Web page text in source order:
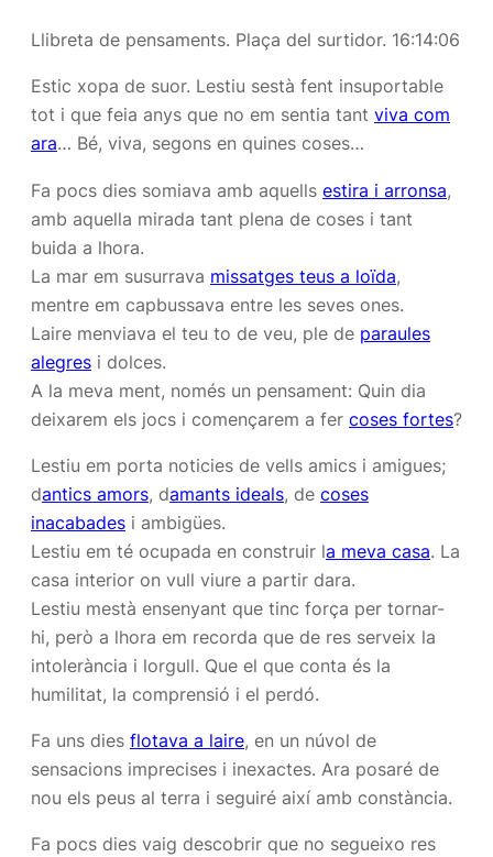
Llibreta de pensaments. Plaça del surtidor. 16:14:06
Estic xopa de suor. Lestiu sestà fent insuportable
tot i que feia anys que no em sentia tant viva com
ara… Bé, viva, segons en quines coses…
Fa pocs dies somiava amb aquells  estira i arronsa,
amb aquella mirada tant plena de coses i tant
buida a lhora.
La mar em susurrava missatges teus a loïda,
mentre em capbussava entre les seves ones.
Laire menviava el teu to de veu, ple de paraules
alegres i dolces.
A la meva ment, només un pensament: Quin dia
deixarem els jocs i començarem a fer coses fortes?
Lestiu em porta noticies de vells amics i amigues;
dantics amors, damants ideals, de coses
inacabades i ambigües.
Lestiu em té ocupada en construir la meva casa. La
casa interior on vull viure a partir dara.
Lestiu mestà ensenyant que tinc força per tornar-
hi, però a lhora em recorda que de res serveix la
intolerància i lorgull. Que el que conta és la
humilitat, la comprensió i el perdó.
Fa uns dies flotava a laire, en un núvol de
sensacions imprecises i inexactes. Ara posaré de
nou els peus al terra i seguiré així amb constància.
Fa pocs dies vaig descobrir que no segueixo res